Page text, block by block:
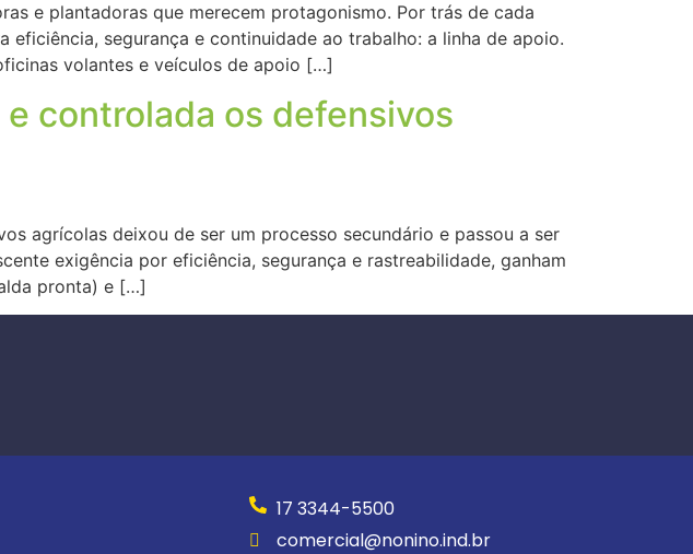
e plantadoras que merecem protagonismo. Por trás de cada
eficiência, segurança e continuidade ao trabalho: a linha de apoio.
volantes e veículos de apoio […]
controlada os defensivos
agrícolas deixou de ser um processo secundário e passou a ser
exigência por eficiência, segurança e rastreabilidade, ganham
pronta) e […]
17 3344-5500
comercial@nonino.ind.br